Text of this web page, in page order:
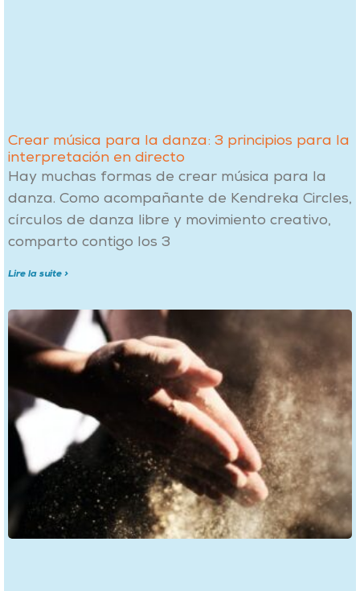
Crear música para la danza: 3 principios para la
interpretación en directo
Hay muchas formas de crear música para la
danza. Como acompañante de Kendreka Circles,
círculos de danza libre y movimiento creativo,
comparto contigo los 3
Lire la suite >